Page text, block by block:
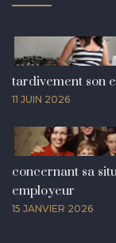
tardivement son
11 JUIN 2026
concernant sa
employeur
15 JANVIER 2026